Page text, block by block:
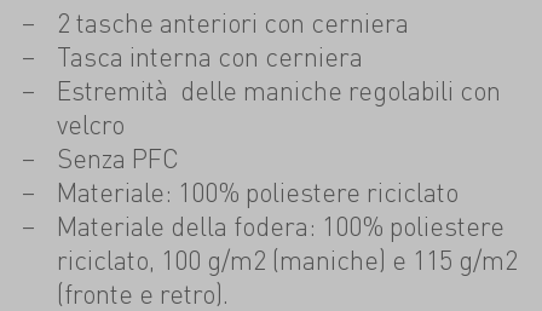
2 tasche anteriori con cerniera
Tasca interna con cerniera
Estremità delle maniche regolabili con
velcro
Senza PFC
Materiale: 100% poliestere riciclato
Materiale della fodera: 100% poliestere
riciclato, 100 g/m2 (maniche) e 115 g/m2
(fronte e retro).